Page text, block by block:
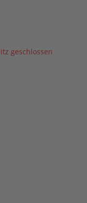
geschlossen